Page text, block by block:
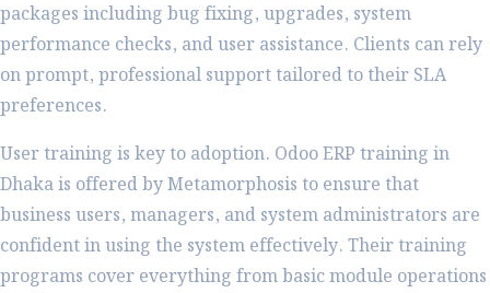
packages including bug fixing, upgrades, system
performance checks, and user assistance. Clients can rely
on prompt, professional support tailored to their SLA
preferences.
User training is key to adoption. Odoo ERP training in
Dhaka is offered by Metamorphosis to ensure that
business users, managers, and system administrators are
confident in using the system effectively. Their training
programs cover everything from basic module operations